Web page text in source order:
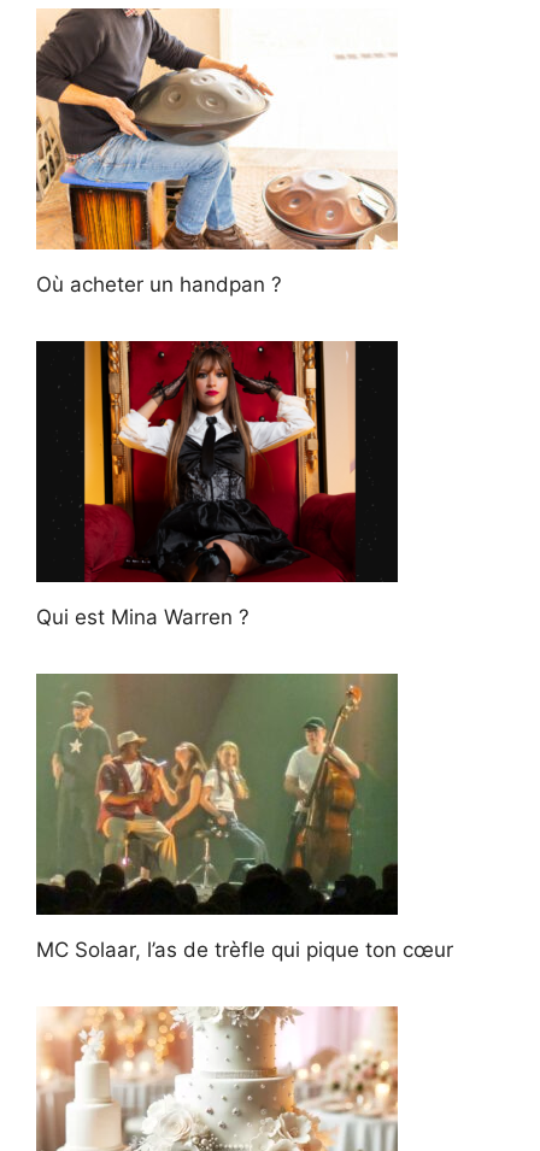
Où acheter un handpan ?
Qui est Mina Warren ?
MC Solaar, l’as de trèfle qui pique ton cœur